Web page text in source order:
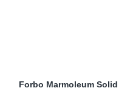
Forbo Marmoleum Solid